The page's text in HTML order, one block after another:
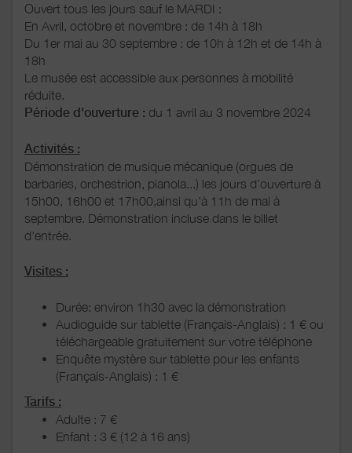
Ouvert tous les jours sauf le MARDI :
En Avril, octobre et novembre : de 14h à 18h
Du 1er mai au 30 septembre : de 10h à 12h et de 14h à
18h
Le musée est accessible aux personnes à mobilité
réduite.
Période d'ouverture : du 1 avril au 3 novembre 2024
Activités :
Démonstration de musique mécanique (orgues de
barbaries, orchestrion, pianola...) les jours d'ouverture à
15h00, 16h00 et 17h00,ainsi qu'à 11h de mai à
septembre. Démonstration incluse dans le billet
d'entrée.
Visites :
Durée: environ 1h30 avec la démonstration
Audioguide sur tablette (Français-Anglais) : 1 € ou
téléchargeable gratuitement sur votre téléphone
Enquête mystère sur tablette pour les enfants
(Français-Anglais) : 1 €
Tarifs :
Adulte : 7 €
Enfant : 3 € (12 à 16 ans)